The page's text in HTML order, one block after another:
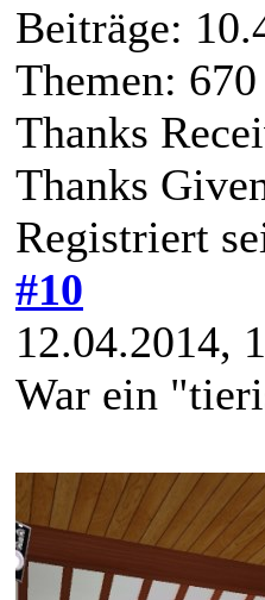
Beiträge:
Themen: 670
Thanks
Thanks
Registriert
#10
12.04.2014,
War ein